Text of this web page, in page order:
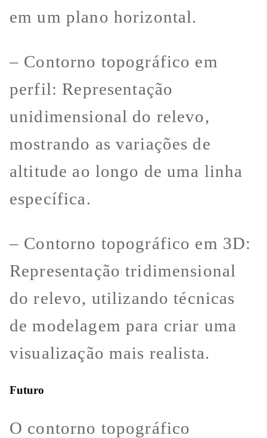
em um plano horizontal.
– Contorno topográfico em
perfil: Representação
unidimensional do relevo,
mostrando as variações de
altitude ao longo de uma linha
específica.
– Contorno topográfico em 3D:
Representação tridimensional
do relevo, utilizando técnicas
de modelagem para criar uma
visualização mais realista.
Futuro
O contorno topográfico